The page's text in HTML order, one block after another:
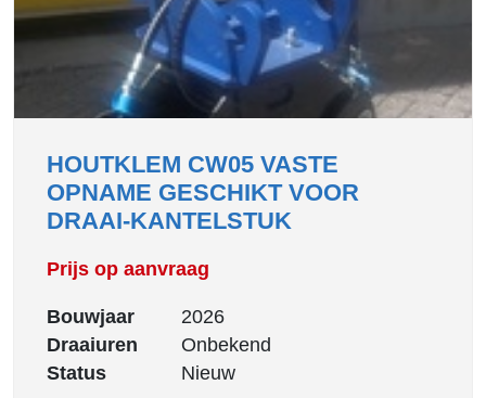
HOUTKLEM CW05 VASTE
OPNAME GESCHIKT VOOR
DRAAI-KANTELSTUK
Prijs op aanvraag
Bouwjaar
2026
Draaiuren
Onbekend
Status
Nieuw